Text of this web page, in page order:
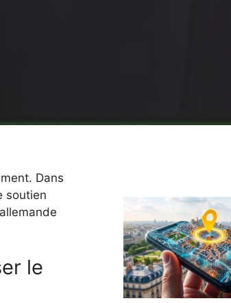
Dans
soutien
le